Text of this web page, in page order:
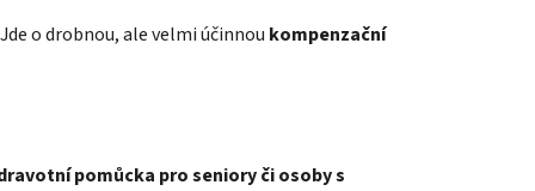
o drobnou, ale velmi účinnou kompenzační
pomůcka pro seniory či osoby s